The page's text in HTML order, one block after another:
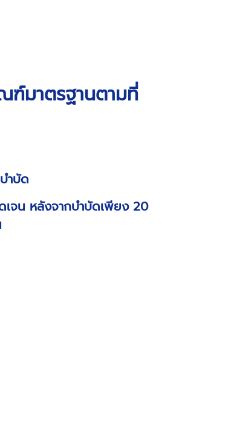
ฑ์มาตรฐานตามที่
ำบัด
เจน หลังจากบำบัดเพียง 20